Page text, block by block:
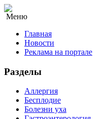
Меню
Главная
Новости
Реклама на портале
Разделы
Аллергия
Бесплодие
Болезни уха